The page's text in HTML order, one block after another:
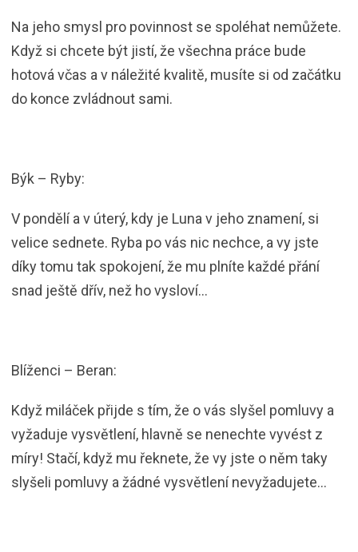
Na jeho smysl pro povinnost se spoléhat nemůžete.
Když si chcete být jistí, že všechna práce bude
hotová včas a v náležité kvalitě, musíte si od začátku
do konce zvládnout sami.
Býk – Ryby:
V pondělí a v úterý, kdy je Luna v jeho znamení, si
velice sednete. Ryba po vás nic nechce, a vy jste
díky tomu tak spokojení, že mu plníte každé přání
snad ještě dřív, než ho vysloví…
Blíženci – Beran:
Když miláček přijde s tím, že o vás slyšel pomluvy a
vyžaduje vysvětlení, hlavně se nenechte vyvést z
míry! Stačí, když mu řeknete, že vy jste o něm taky
slyšeli pomluvy a žádné vysvětlení nevyžadujete…